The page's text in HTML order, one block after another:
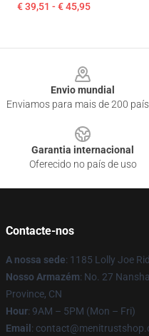
€ 39,51 - € 45,95
Envio mundial
Enviamos para mais de 200
Garantia internacional
Oferecido no país de uso
Contacte-nos
A nossa sede: 1185 Lolly Joe
Nosso Armazém: No. 27
Province, CN
Hour: 9AM – 5PM (Mon – Fri)
Email :